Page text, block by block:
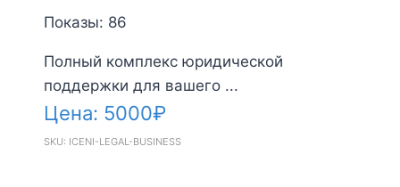
Показы: 86
Полный комплекс юридической
поддержки для вашего ...
Цена: 5000₽
SKU: ICENI-LEGAL-BUSINESS